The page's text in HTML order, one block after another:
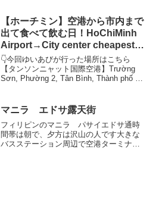
宿「We Come Hostel」4:13 孤独のグ
ル...
【ホーチミン】空港から市内まで
出て食べて飲む日！HoChiMinh
Airport→City center cheapest &
fastest way!
👇今回ゆいあびが行った場所はこちら
【タンソンニャット国際空港】Trường
Sơn, Phường 2, Tân Bình, Thành phố Hồ
マニラ エドサ露天街
フィリピンのマニラ パサイエドサ通時
間帯は朝で、夕方は沢山の人です大きな
バスステーション周辺で空港ターミナル